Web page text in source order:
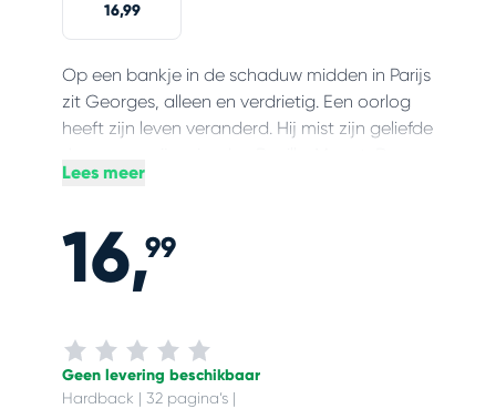
16,99
Op een bankje in de schaduw midden in Parijs
zit Georges, alleen en verdrietig. Een oorlog
heeft zijn leven veranderd. Hij mist zijn geliefde
Renoir en Manet. Als zijn oude vriend Jacques
door de modern wordende stad. Dematons
volgt hun wandelroute, aan de hand van
hoogtepunten van het Franse impressionisme.
zwarte kat, en Georges.
Lees meer
16,99
Geen levering beschikbaar
Hardback | 32 pagina’s |